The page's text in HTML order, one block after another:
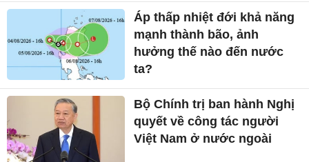
Áp thấp nhiệt đới khả năng
mạnh thành bão, ảnh
hưởng thế nào đến nước
ta?
Bộ Chính trị ban hành Nghị
quyết về công tác người
Việt Nam ở nước ngoài